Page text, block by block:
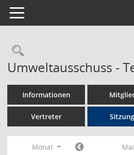
Toggle navigation
Rechercheauswahl
Umweltausschuss -
Informationen
Vertreter
Monat Mai